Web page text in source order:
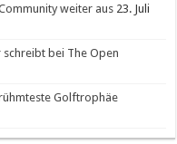
weiter aus 23. Juli
schreibt bei The Open
Golftrophäe